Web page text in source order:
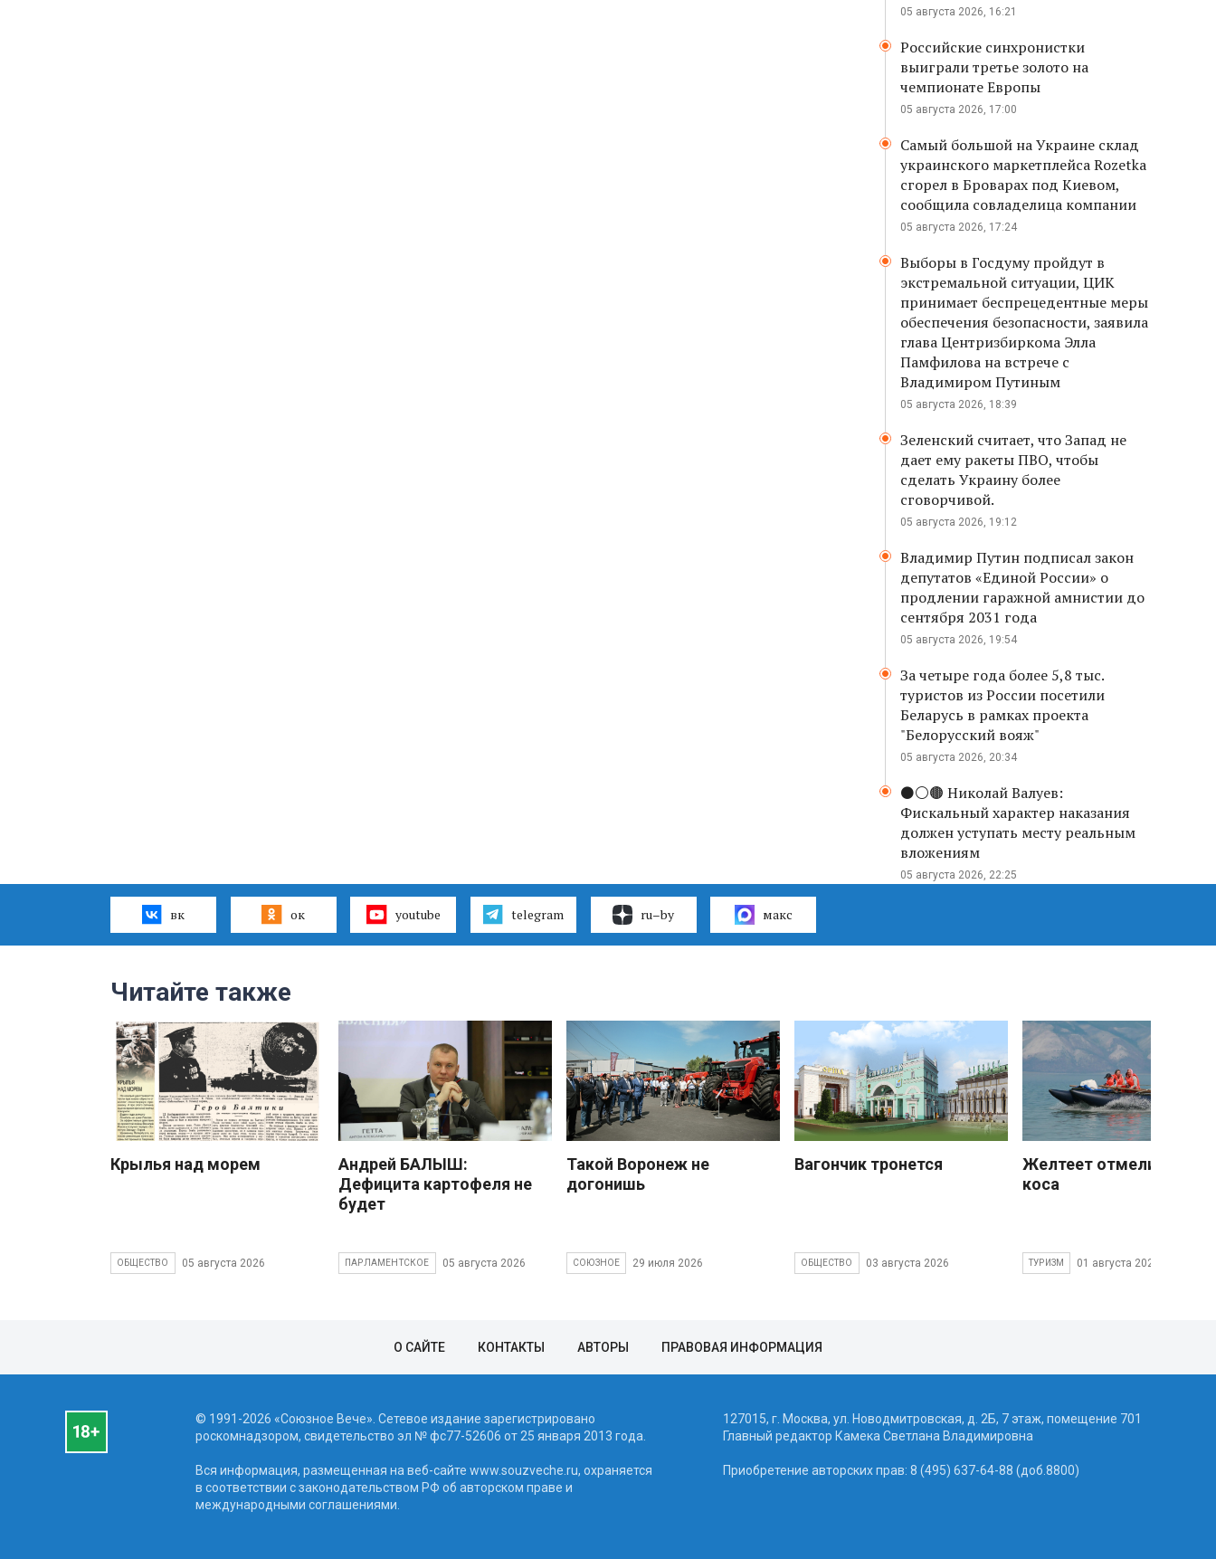
05 августа 2026, 16:21
Российские синхронистки
выиграли третье золото на
чемпионате Европы
05 августа 2026, 17:00
Самый большой на Украине склад
украинского маркетплейса Rozetka
сгорел в Броварах под Киевом,
сообщила совладелица компании
05 августа 2026, 17:24
Выборы в Госдуму пройдут в
экстремальной ситуации, ЦИК
принимает беспрецедентные меры
обеспечения безопасности, заявила
глава Центризбиркома Элла
Памфилова на встрече с
Владимиром Путиным
05 августа 2026, 18:39
Зеленский считает, что Запад не
дает ему ракеты ПВО, чтобы
сделать Украину более
сговорчивой.
05 августа 2026, 19:12
Владимир Путин подписал закон
депутатов «Единой России» о
продлении гаражной амнистии до
сентября 2031 года
05 августа 2026, 19:54
За четыре года более 5,8 тыс.
туристов из России посетили
Беларусь в рамках проекта
"Белорусский вояж"
05 августа 2026, 20:34
⚫️⚪️🟤 Николай Валуев:
Фискальный характер наказания
должен уступать месту реальным
вложениям
05 августа 2026, 22:25
вк ок youtube telegram ru–by макс
Читайте также
Крылья над морем
ОБЩЕСТВО 05 августа 2026
Андрей БАЛЫШ:
Дефицита картофеля не
будет
ПАРЛАМЕНТСКОЕ 05 августа 2026
Такой Воронеж не
догонишь
СОЮЗНОЕ 29 июля 2026
Вагончик тронется
ОБЩЕСТВО 03 августа 2026
Желтеет отмели
коса
ТУРИЗМ 01 августа 2026
О САЙТЕ КОНТАКТЫ АВТОРЫ ПРАВОВАЯ ИНФОРМАЦИЯ
© 1991-2026 «Союзное Вече». Сетевое издание зарегистрировано
роскомнадзором, свидетельство эл № фc77-52606 от 25 января 2013 года.
Вся информация, размещенная на веб-сайте www.souzveche.ru, охраняется
в соответствии с законодательством РФ об авторском праве и
международными соглашениями.
127015, г. Москва, ул. Новодмитровская, д. 2Б, 7 этаж, помещение 701
Главный редактор Камека Светлана Владимировна
Приобретение авторских прав: 8 (495) 637-64-88 (доб.8800)